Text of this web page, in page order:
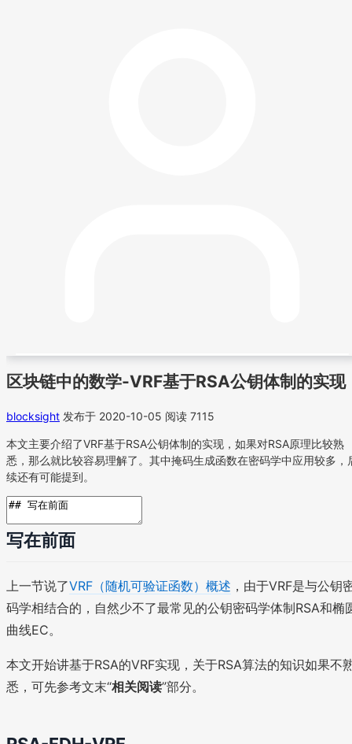
区块链中的数学-VRF基于RSA公钥体制的实现
blocksight 发布于 2020-10-05 阅读 7115
本文主要介绍了VRF基于RSA公钥体制的实现，如果对RSA原理比较熟
悉，那么就比较容易理解了。其中掩码生成函数在密码学中应用较多，
续还有可能提到。
写在前面
上一节说了VRF（随机可验证函数）概述 ，由于VRF是与公钥
码学相结合的，自然少不了最常见的公钥密码学体制RSA和椭
曲线EC。
本文开始讲基于RSA的VRF实现，关于RSA算法的知识如果不
悉，可先参考文末“相关阅读”部分。